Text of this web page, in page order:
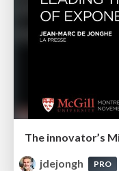
jdejongh
PRO